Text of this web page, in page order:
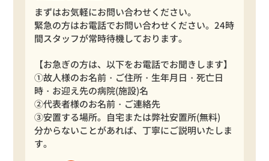
まずはお気軽にお問い合わせください。
緊急の方はお電話でお問い合わせください。24時
間スタッフが常時待機しております。
【お急ぎの方は、以下をお電話でお聞きします】
①故人様のお名前・ご住所・生年月日・死亡日
時・お迎え先の病院(施設)名
②代表者様のお名前・ご連絡先
③安置する場所。自宅または弊社安置所(無料)
分からないことがあれば、丁寧にご説明いたしま
す。